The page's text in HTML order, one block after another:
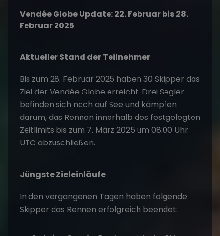
Vendée Globe Update: 22. Februar bis 28.
Februar 2025
Aktueller Stand der Teilnehmer
Bis zum 28. Februar 2025 haben 30 Skipper das
Ziel der Vendée Globe erreicht. Drei Segler
befinden sich noch auf See und kämpfen
darum, das Rennen innerhalb des festgelegten
Zeitlimits bis zum 7. März 2025 um 08:00 Uhr
UTC abzuschließen.
Jüngste Zieleinläufe
In den vergangenen Tagen haben folgende
Skipper das Rennen erfolgreich beendet: